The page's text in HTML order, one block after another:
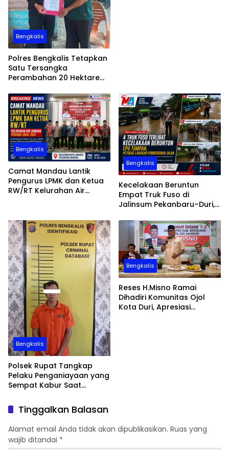
Bengkalis
Polres Bengkalis Tetapkan
Satu Tersangka
Perambahan 20 Hektare
SPM
Bengkalis
Camat Mandau Lantik
Pengurus LPMK dan Ketua
RW/RT Kelurahan Air
Bengkalis
Kecelakaan Beruntun
Empat Truk Fuso di
Jalinsum Pekanbaru–Duri,
Badan Jalan
Bengkalis
Polsek Rupat Tangkap
Pelaku Penganiayaan yang
Sempat Kabur Saat
Bengkalis
Reses H.Misno Ramai
Dihadiri Komunitas Ojol
Kota Duri, Apresiasi
Tinggalkan Balasan
Alamat email Anda tidak akan dipublikasikan. Ruas yang
wajib ditandai *